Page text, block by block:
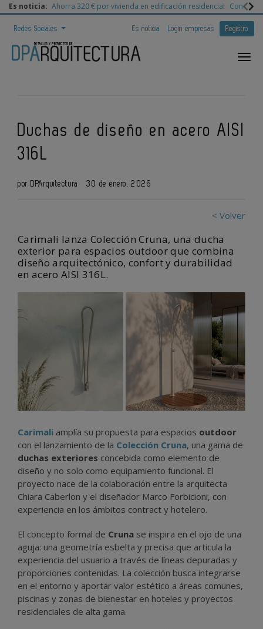
Es noticia: Ahorra 320 € por vivienda en edificación residencial
Redes Sociales Es noticia Login empresas Registro
Duchas de diseño en acero AISI
316L
por DPArquitectura 30 de enero, 2026
< Volver
Carimali lanza Colección Cruna, una ducha
exterior para espacios outdoor que combina
diseño arquitectónico, confort y durabilidad
en acero AISI 316L.
‹ ›
Carimali amplía su propuesta para espacios outdoor
con el lanzamiento de la Colección Cruna, una gama de
duchas exteriores concebida como elemento de
diseño y no solo como equipamiento funcional. El
proyecto nace de la colaboración entre la arquitecta
Chiara Caberlon y el diseñador Marco Forbicioni, con
experiencia en los ámbitos contract y hotelero.
El concepto formal de Cruna se inspira en el ojo de una
aguja: una geometría esbelta y precisa que articula la
experiencia del usuario a través de líneas depuradas y
proporciones contenidas. La colección busca integrarse
en el entorno y aportar valor estético a áreas comunes,
piscinas y zonas de bienestar en hoteles y proyectos
residenciales de alta gama.